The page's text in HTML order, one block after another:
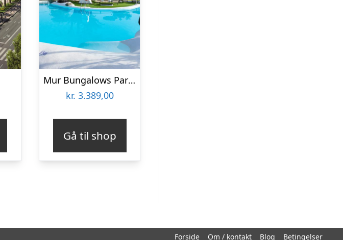
Mur Bungalows Parque Romantico
kr. 3.389,00
Gå til shop
Forside Om / kontakt Blog Betingelser